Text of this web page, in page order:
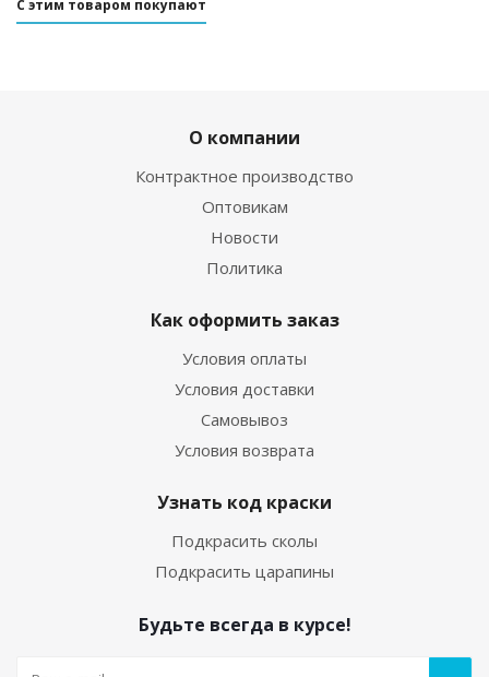
С этим товаром покупают
О компании
Контрактное производство
Оптовикам
Новости
Политика
Как оформить заказ
Условия оплаты
Условия доставки
Самовывоз
Условия возврата
Узнать код краски
Подкрасить сколы
Подкрасить царапины
Будьте всегда в курсе!